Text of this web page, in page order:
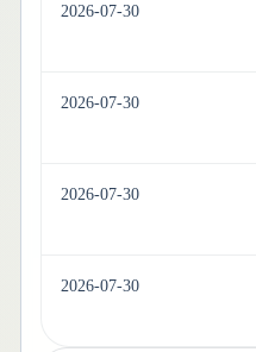
2026-07-30
2026-07-30
2026-07-30
2026-07-30